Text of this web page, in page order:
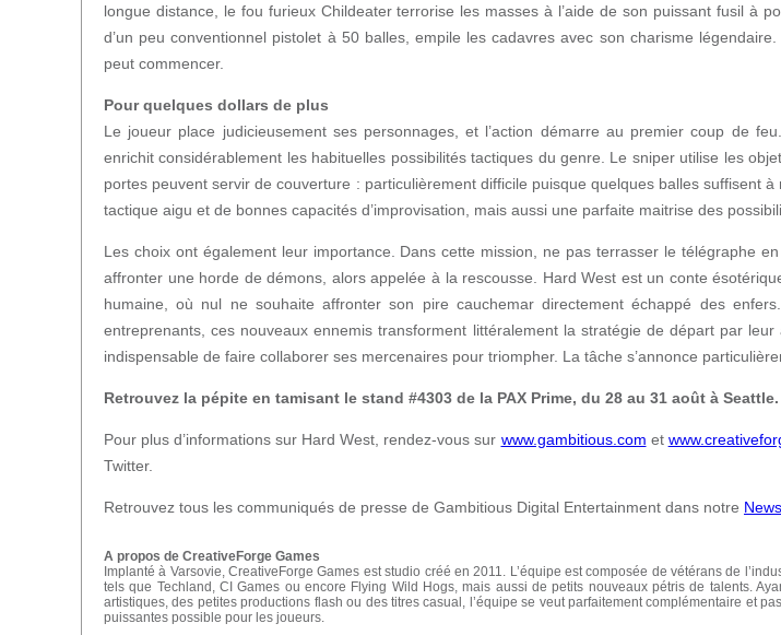
longue distance, le fou furieux Childeater terrorise les masses à l’aide de son puissant fusil à
d’un peu conventionnel pistolet à 50 balles, empile les cadavres avec son charisme
peut commencer.
Pour quelques dollars de plus
Le joueur place judicieusement ses personnages, et l’action démarre au premier coup de
enrichit considérablement les habituelles possibilités tactiques du genre. Le sniper utilise les
portes peuvent servir de couverture : particulièrement difficile puisque quelques balles suffisent
tactique aigu et de bonnes capacités d’improvisation, mais aussi une parfaite maitrise des
Les choix ont également leur importance. Dans cette mission, ne pas terrasser le télégraphe
affronter une horde de démons, alors appelée à la rescousse. Hard West est un conte
humaine, où nul ne souhaite affronter son pire cauchemar directement échappé des
entreprenants, ces nouveaux ennemis transforment littéralement la stratégie de départ par
indispensable de faire collaborer ses mercenaires pour triompher. La tâche s’annonce
Retrouvez la pépite en tamisant le stand #4303 de la PAX Prime, du 28 au 31 août à Seattle.
Pour plus d’informations sur Hard West, rendez-vous sur www.gambitious.com et
Twitter.
Retrouvez tous les communiqués de presse de Gambitious Digital Entertainment dans notre
A propos de CreativeForge Games
Implanté à Varsovie, CreativeForge Games est studio créé en 2011. L’équipe est composée de vétérans de
tels que Techland, CI Games ou encore Flying Wild Hogs, mais aussi de petits nouveaux pétris de talents.
artistiques, des petites productions flash ou des titres casual, l’équipe se veut parfaitement complémentaire et
puissantes possible pour les joueurs.